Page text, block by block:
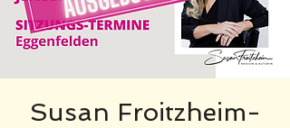
Susan Froitzheim-